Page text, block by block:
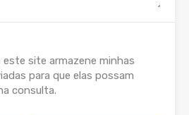
este site armazene minhas
para que elas possam
consulta.